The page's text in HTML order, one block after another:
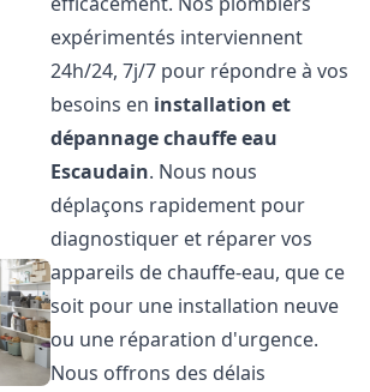
expérimentés interviennent
24h/24, 7j/7 pour répondre à vos
besoins en installation et
dépannage chauffe eau
Escaudain. Nous nous
déplaçons rapidement pour
diagnostiquer et réparer vos
appareils de chauffe-eau, que ce
soit pour une installation neuve
ou une réparation d'urgence.
Nous offrons des délais